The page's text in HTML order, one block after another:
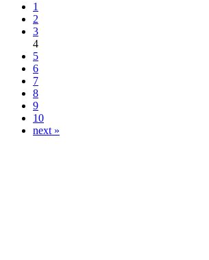
1
2
3
4
5
6
7
8
9
10
next »